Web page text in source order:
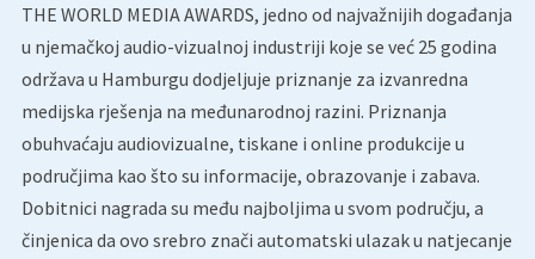
THE WORLD MEDIA AWARDS, jedno od najvažnijih događanja
u njemačkoj audio-vizualnoj industriji koje se već 25 godina
održava u Hamburgu dodjeljuje priznanje za izvanredna
medijska rješenja na međunarodnoj razini. Priznanja
obuhvaćaju audiovizualne, tiskane i online produkcije u
područjima kao što su informacije, obrazovanje i zabava.
Dobitnici nagrada su među najboljima u svom području, a
činjenica da ovo srebro znači automatski ulazak u natjecanje